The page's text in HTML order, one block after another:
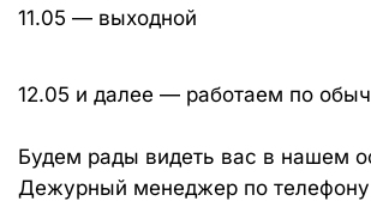
11.05 — выходной
12.05 и далее — работаем по
Будем рады видеть вас в нашем
Дежурный менеджер по